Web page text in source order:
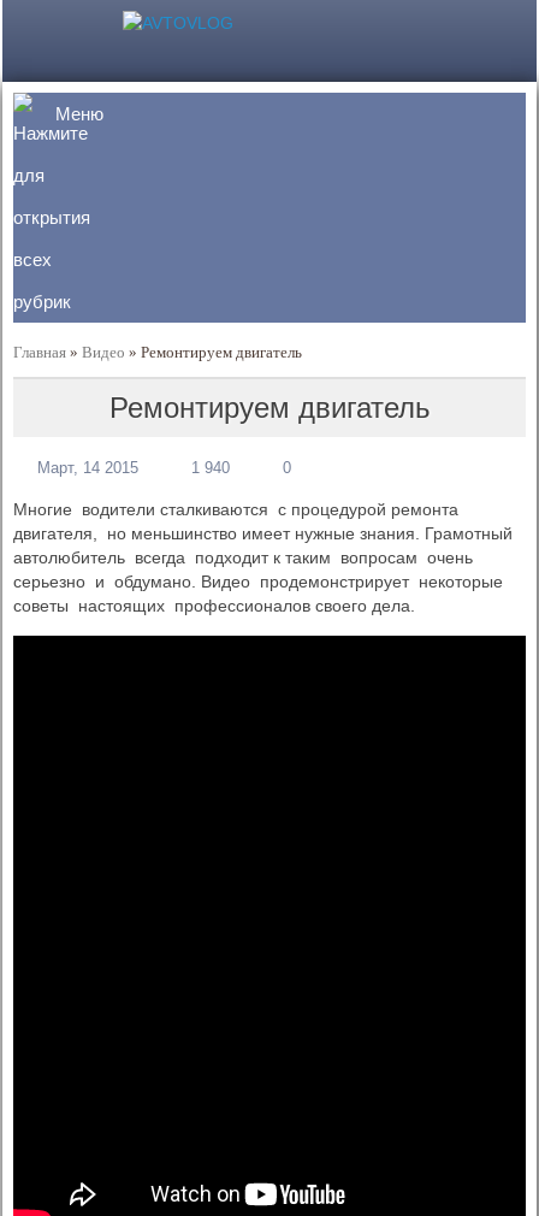
Меню
Главная »Видео »Ремонтируем двигатель
Ремонтируем двигатель
Март, 14 2015 1 940 0
Многие водители сталкиваются с процедурой ремонта
двигателя, но меньшинство имеет нужные знания. Грамотный
автолюбитель всегда подходит к таким вопросам очень
серьезно и обдумано. Видео продемонстрирует некоторые
советы настоящих профессионалов своего дела.